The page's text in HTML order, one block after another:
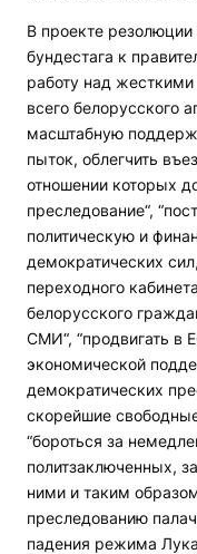
В проекте
бундестага к
работу над
всего белорусского
масштабную
пыток, облегчить
отношении которых
преследование“,
политическую и
демократических
переходного
белорусского
СМИ“, “продвигать в
экономической
демократических
скорейшие
“бороться за
политзаключенных,
ними и таким
преследованию
падения режима